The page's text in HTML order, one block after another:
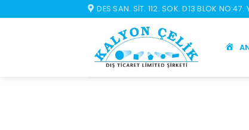
atla
DES SAN. SIT. 112. SOK. D13 BLOK NO:47.